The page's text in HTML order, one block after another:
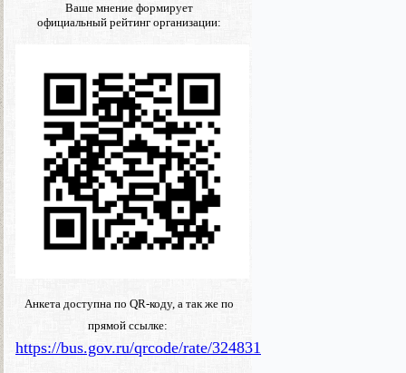
Ваше мнение формирует
официальный рейтинг организации:
Анкета доступна по QR-коду, а так же по
прямой ссылке:
https://bus.gov.ru/qrcode/rate/324831